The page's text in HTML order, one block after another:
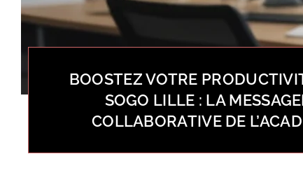
BOOSTEZ VOTRE
SOGO LILLE : LA
COLLABORATIVE DE